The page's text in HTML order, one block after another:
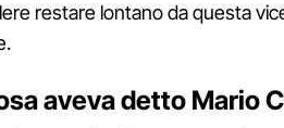
restare lontano da questa
aveva detto Mario